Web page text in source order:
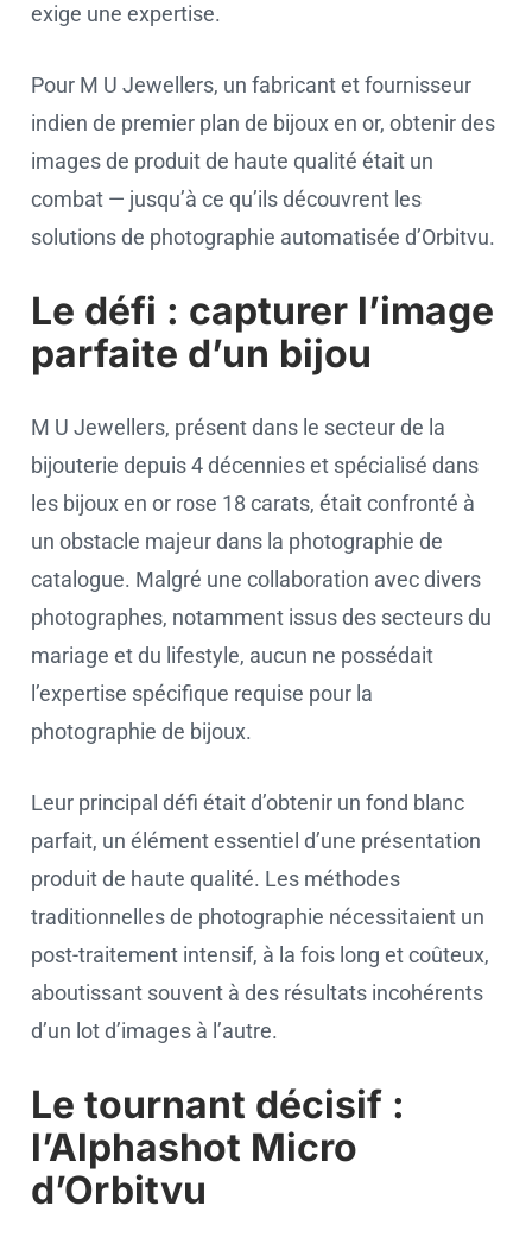
exige une expertise.
Pour M U Jewellers, un fabricant et fournisseur
indien de premier plan de bijoux en or, obtenir des
images de produit de haute qualité était un
combat — jusqu’à ce qu’ils découvrent les
solutions de photographie automatisée d’Orbitvu.
Le défi : capturer l’image
parfaite d’un bijou
M U Jewellers, présent dans le secteur de la
bijouterie depuis 4 décennies et spécialisé dans
les bijoux en or rose 18 carats, était confronté à
un obstacle majeur dans la photographie de
catalogue. Malgré une collaboration avec divers
photographes, notamment issus des secteurs du
mariage et du lifestyle, aucun ne possédait
l’expertise spécifique requise pour la
photographie de bijoux.
Leur principal défi était d’obtenir un fond blanc
parfait, un élément essentiel d’une présentation
produit de haute qualité. Les méthodes
traditionnelles de photographie nécessitaient un
post-traitement intensif, à la fois long et coûteux,
aboutissant souvent à des résultats incohérents
d’un lot d’images à l’autre.
Le tournant décisif :
l’Alphashot Micro
d’Orbitvu